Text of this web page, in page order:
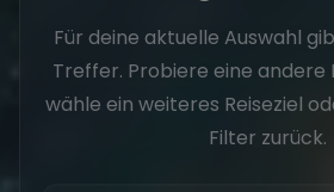
Für deine aktuelle Auswahl
Treffer. Probiere eine andere
wähle ein weiteres Reiseziel
Filter zurück.